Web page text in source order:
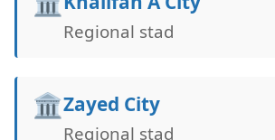
Regional stad
🏛️Zayed City
Regional stad